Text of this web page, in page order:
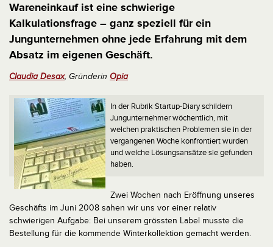
Wareneinkauf ist eine schwierige
Kalkulationsfrage – ganz speziell für ein
Jungunternehmen ohne jede Erfahrung mit dem
Absatz im eigenen Geschäft.
Claudia Desax, Gründerin Opia
In der Rubrik Startup-Diary schildern
Jungunternehmer wöchentlich, mit
welchen praktischen Problemen sie in der
vergangenen Woche konfrontiert wurden
und welche Lösungsansätze sie gefunden
haben.
Zwei Wochen nach Eröffnung unseres
Geschäfts im Juni 2008 sahen wir uns vor einer relativ
schwierigen Aufgabe: Bei unserem grössten Label musste die
Bestellung für die kommende Winterkollektion gemacht werden.